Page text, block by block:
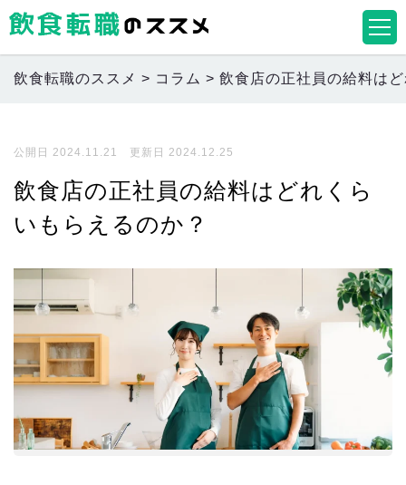
飲食転職のススメ > コラム > 飲食店の正社員の給料は
公開日 2024.11.21 更新日 2024.12.25
飲食店の正社員の給料はどれくら
いもらえるのか？